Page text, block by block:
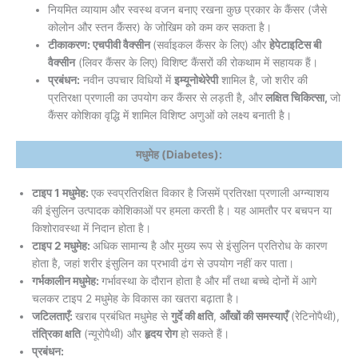
नियमित व्यायाम और स्वस्थ वजन बनाए रखना कुछ प्रकार के कैंसर (जैसे
कोलोन और स्तन कैंसर) के जोखिम को कम कर सकता है।
टीकाकरण: एचपीवी वैक्सीन(सर्वाइकल कैंसर के लिए) और हेपेटाइटिस बी
वैक्सीन(लिवर कैंसर के लिए) विशिष्ट कैंसरों की रोकथाम में सहायक हैं।
प्रबंधन: नवीन उपचार विधियों मेंइम्यूनोथेरेपीशामिल है, जो शरीर की
प्रतिरक्षा प्रणाली का उपयोग कर कैंसर से लड़ती है, औरलक्षित चिकित्सा, जो
कैंसर कोशिका वृद्धि में शामिल विशिष्ट अणुओं को लक्ष्य बनाती है।
मधुमेह (Diabetes):
टाइप 1 मधुमेह: एक स्वप्रतिरक्षित विकार है जिसमें प्रतिरक्षा प्रणाली अग्न्याशय
की इंसुलिन उत्पादक कोशिकाओं पर हमला करती है। यह आमतौर पर बचपन या
किशोरावस्था में निदान होता है।
टाइप 2 मधुमेह: अधिक सामान्य है और मुख्य रूप से इंसुलिन प्रतिरोध के कारण
होता है, जहां शरीर इंसुलिन का प्रभावी ढंग से उपयोग नहीं कर पाता।
गर्भकालीन मधुमेह: गर्भावस्था के दौरान होता है और माँ तथा बच्चे दोनों में आगे
चलकर टाइप 2 मधुमेह के विकास का खतरा बढ़ाता है।
जटिलताएँ: खराब प्रबंधित मधुमेह सेगुर्दे की क्षति, आँखों की समस्याएँ(रेटिनोपैथी),
तंत्रिका क्षति(न्यूरोपैथी) और हृदय रोगहो सकते हैं।
प्रबंधन: